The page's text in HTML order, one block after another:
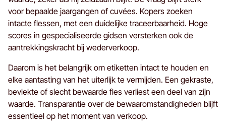
voor bepaalde jaargangen of cuvées. Kopers zoeken
intacte flessen, met een duidelijke traceerbaarheid. Hoge
scores in gespecialiseerde gidsen versterken ook de
aantrekkingskracht bij wederverkoop.
Daarom is het belangrijk om etiketten intact te houden en
elke aantasting van het uiterlijk te vermijden. Een gekraste,
bevlekte of slecht bewaarde fles verliest een deel van zijn
waarde. Transparantie over de bewaaromstandigheden blijft
essentieel op het moment van verkoop.